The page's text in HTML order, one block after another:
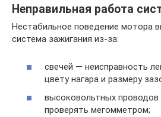
Неправильная работа
Нестабильное поведение мотора
система зажигания из‐за:
свечей — неисправность
цвету нагара и размеру
высоковольтных
проверять мегомметром;